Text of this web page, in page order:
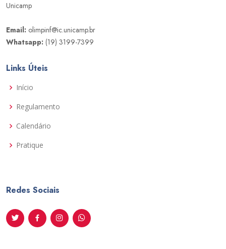
Unicamp
Email: olimpinf@ic.unicamp.br
Whatsapp: (19) 3199-7399
Links Úteis
Início
Regulamento
Calendário
Pratique
Redes Sociais